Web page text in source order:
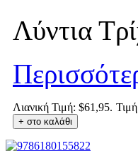
Λύντια
Λιανική Τιμή: $61,95.